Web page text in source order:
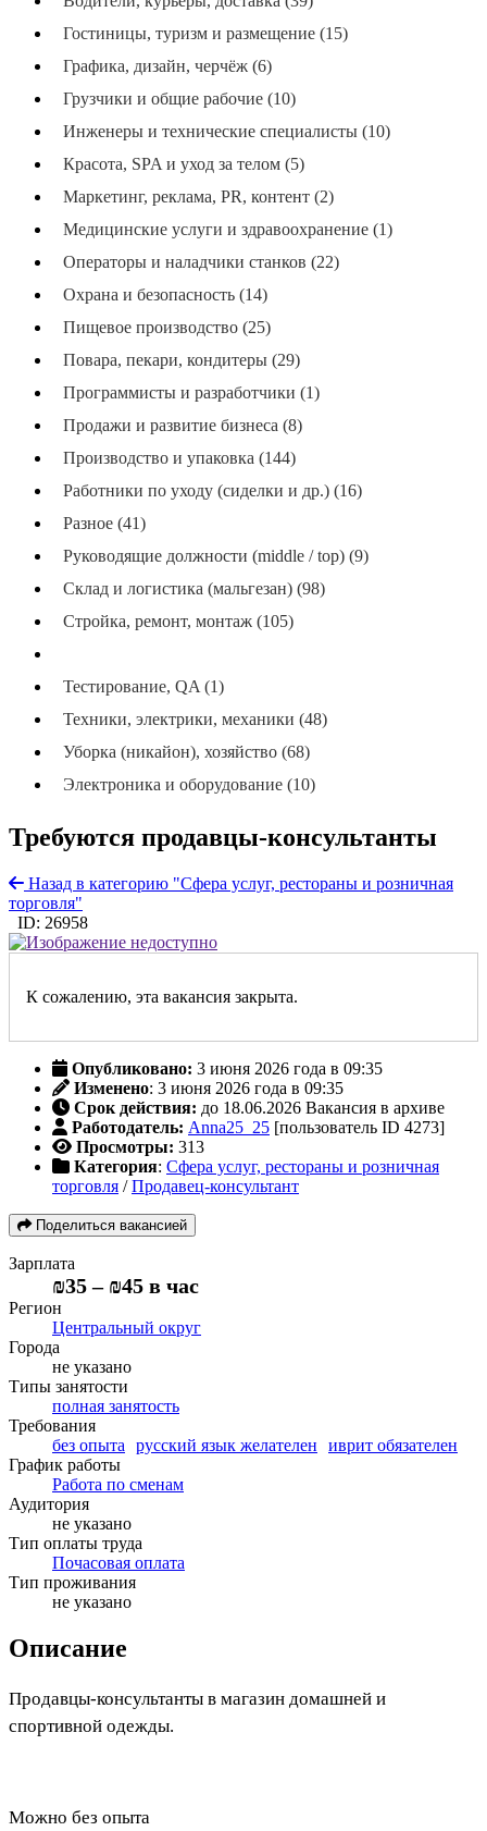
Гостиницы, туризм и размещение (15)
Графика, дизайн, черчёж (6)
Грузчики и общие рабочие (10)
Инженеры и технические специалисты (10)
Красота, SPA и уход за телом (5)
Маркетинг, реклама, PR, контент (2)
Медицинские услуги и здравоохранение (1)
Операторы и наладчики станков (22)
Охрана и безопасность (14)
Пищевое производство (25)
Повара, пекари, кондитеры (29)
Программисты и разработчики (1)
Продажи и развитие бизнеса (8)
Производство и упаковка (144)
Работники по уходу (сиделки и др.) (16)
Разное (41)
Руководящие должности (middle / top) (9)
Склад и логистика (мальгезан) (98)
Стройка, ремонт, монтаж (105)
Тестирование, QA (1)
Техники, электрики, механики (48)
Уборка (никайон), хозяйство (68)
Электроника и оборудование (10)
Требуются продавцы-консультанты
Назад в категорию "Сфера услуг, рестораны и розничная
торговля"
ID: 26958
К сожалению, эта вакансия закрыта.
Опубликовано: 3 июня 2026 года в 09:35
Изменено: 3 июня 2026 года в 09:35
Срок действия: до 18.06.2026 Вакансия в архиве
Работодатель: Anna25_25 [пользователь ID 4273]
Просмотры: 313
Категория: Сфера услуг, рестораны и розничная
торговля /Продавец-консультант
Поделиться вакансией
Зарплата
₪35– ₪45 в час
Регион
Центральный округ
Города
не указано
Типы занятости
полная занятость
Требования
без опыта
русский язык желателен
иврит обязателен
График работы
Работа по сменам
Аудитория
не указано
Тип оплаты труда
Почасовая оплата
Тип проживания
не указано
Описание
Продавцы-консультанты в магазин домашней и
спортивной одежды.
Можно без опыта